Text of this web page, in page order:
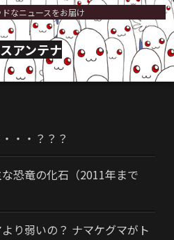
なニュースをお届け
アンテナ
・・？？？
恐竜の化石（2011年まで
り弱いの？ ナマケグマがト